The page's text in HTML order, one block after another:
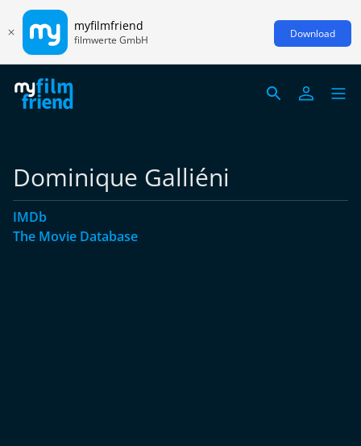
myfilmfriend
filmwerte GmbH Download
Dominique Galliéni
IMDb
The Movie Database